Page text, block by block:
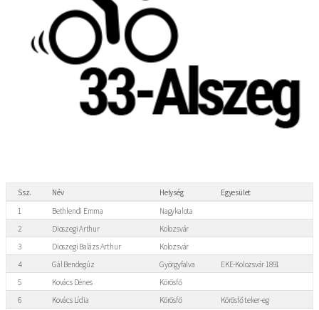
Ssz. Név Helység
Egyesület
1
Bethlendi Emma
Nagykalota
2
Dioszegi Arthur
Kolozsvár
3
Dioszegi Balázs Arthur
Kolozsvár
4
Gál Bendegúz Györgyfalva
EKE-Kolozsvár 1891
5
Kovács Dénes
Körösfő
6
Kovács Lídia Körösfő
Körösfő teker-eg